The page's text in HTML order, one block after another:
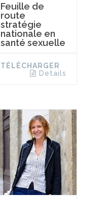
Feuille de
route
stratégie
nationale en
santé sexuelle
TÉLÉCHARGER
Details